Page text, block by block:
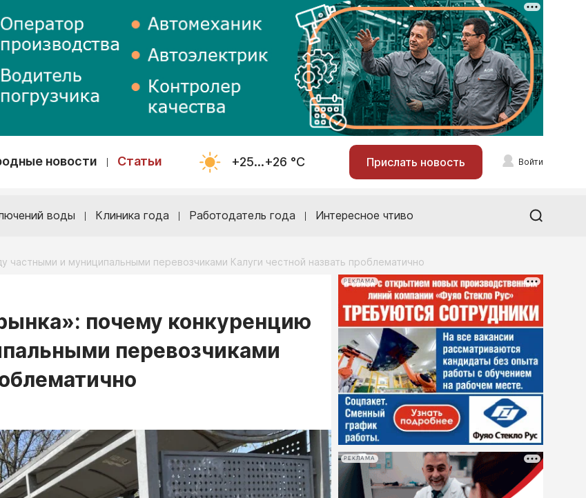
новости Статьи +25...+26 °С Прислать новость Войти
воды Клиника года Работодатель года Интересное чтиво
и муниципальными перевозчиками Калуги честной назвать проблематично
почему конкуренцию
перевозчиками
РЕКЛАМА
РЕКЛАМА